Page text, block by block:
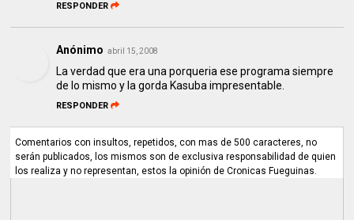
RESPONDER
Anónimo abril 15, 2008
La verdad que era una porqueria ese programa siempre
de lo mismo y la gorda Kasuba impresentable.
RESPONDER
Comentarios con insultos, repetidos, con mas de 500 caracteres, no
serán publicados, los mismos son de exclusiva responsabilidad de quien
los realiza y no representan, estos la opinión de Cronicas Fueguinas.